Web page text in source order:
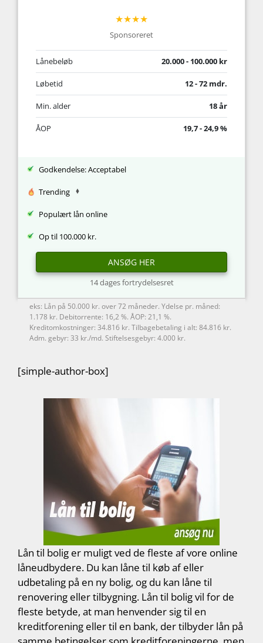
★★★★
Sponsoreret
Lånebeløb 20.000 - 100.000 kr
Løbetid 12 - 72 mdr.
Min. alder 18 år
ÅOP 19,7 - 24,9 %
Godkendelse: Acceptabel
Trending
Populært lån online
Op til 100.000 kr.
ANSØG HER
14 dages fortrydelsesret
eks: Lån på 50.000 kr. over 72 måneder. Ydelse pr. måned:
1.178 kr. Debitorrente: 16,2 %. ÅOP: 21,1 %.
Kreditomkostninger: 34.816 kr. Tilbagebetaling i alt: 84.816 kr.
Adm. gebyr: 33 kr./md. Stiftelsesgebyr: 4.000 kr.
[simple-author-box]
Lån til bolig er muligt ved de fleste af vore online
låneudbydere. Du kan låne til køb af eller
udbetaling på en ny bolig, og du kan låne til
renovering eller tilbygning. Lån til bolig vil for de
fleste betyde, at man henvender sig til en
kreditforening eller til en bank, der tilbyder lån på